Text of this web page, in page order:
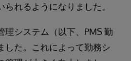
れるようになりました。
理システム（以下、PMS 勤
した。これによって勤務シ